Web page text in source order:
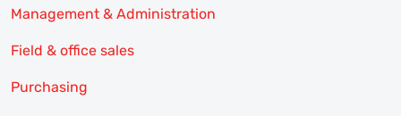
Management & Administration
Field & office sales
Purchasing